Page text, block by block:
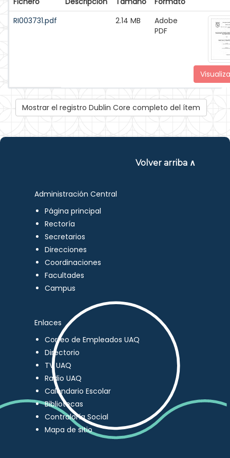
RI003731.pdf
2.14 MB
Adobe
PDF
Mostrar el registro Dublin Core completo del ítem
Volver arriba ∧
Administración Central
Página principal
Rectoría
Secretarios
Direcciones
Coordinaciones
Facultades
Campus
Enlaces
Correo de Empleados UAQ
Directorio
TV UAQ
Radio UAQ
Calendario Escolar
Bibliotecas
Contraloría Social
Mapa de sitio